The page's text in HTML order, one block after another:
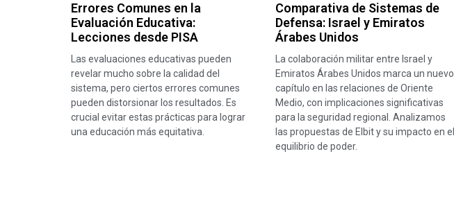
Errores Comunes en la
Evaluación Educativa:
Lecciones desde PISA
Las evaluaciones educativas pueden
revelar mucho sobre la calidad del
sistema, pero ciertos errores comunes
pueden distorsionar los resultados. Es
crucial evitar estas prácticas para lograr
una educación más equitativa.
Comparativa de Sistemas de
Defensa: Israel y Emiratos
Árabes Unidos
La colaboración militar entre Israel y
Emiratos Árabes Unidos marca un nuevo
capítulo en las relaciones de Oriente
Medio, con implicaciones significativas
para la seguridad regional. Analizamos
las propuestas de Elbit y su impacto en el
equilibrio de poder.